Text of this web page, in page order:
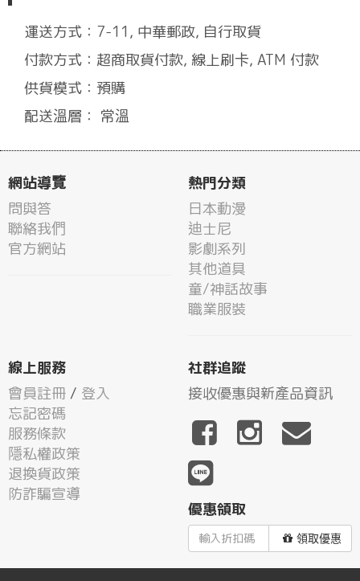
運送方式：7-11, 中華郵政, 自行取貨
付款方式：超商取貨付款, 線上刷卡, ATM 付款
供貨模式：預購
配送溫層： 常溫
網站導覽
問與答
聯絡我們
官方網站
熱門分類
日本動漫
迪士尼
影劇系列
其他道具
童/神話故事
職業服裝
線上服務
會員註冊 / 登入
忘記密碼
服務條款
隱私權政策
退換貨政策
防詐騙宣導
社群追蹤
接收優惠與新產品資訊
優惠領取
領取優惠